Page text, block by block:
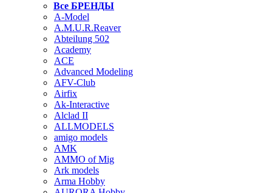
Все БРЕНДЫ
A-Model
A.M.U.R.Reaver
Abteilung 502
Academy
ACE
Advanced Modeling
AFV-Club
Airfix
Ak-Interactive
Alclad II
ALLMODELS
amigo models
AMK
AMMO of Mig
Ark models
Arma Hobby